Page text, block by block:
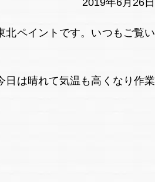
2019年6月26日
北ペイントです。いつもご覧い
日は晴れて気温も高くなり作業